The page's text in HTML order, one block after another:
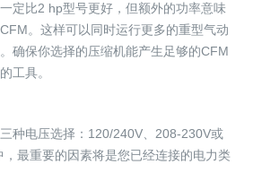
定比2 hp型号更好，但额外的功率意味
。这样可以同时运行更多的重型气动
确保你选择的压缩机能产生足够的CFM
工具。
种电压选择：120/240V、208-230V或
最重要的因素将是您已经连接的电力类